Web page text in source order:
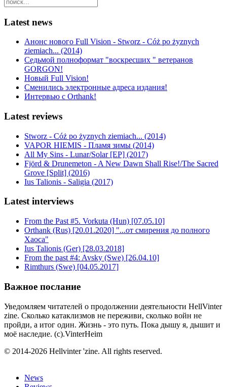
Latest news
Анонс нового Full Vision - Stworz - Cóż po żyznych
ziemiach... (2014)
Седьмой полноформат "воскресших " ветеранов
GORGON!
Новый Full Vision!
Сменились электронные адреса издания!
Интервью с Orthank!
Latest reviews
Stworz - Cóż po żyznych ziemiach... (2014)
VAPOR HIEMIS - Пламя зимы (2014)
All My Sins - Lunar/Solar [EP] (2017)
Fjörd & Drunemeton - A New Dawn Shall Rise!/The Sacred
Grove [Split] (2016)
Ius Talionis - Saligia (2017)
Latest interviews
From the Past #5. Vorkuta (Hun) [07.05.10]
Orthank (Rus) [20.01.2020] "...от смирения до полного
Хаоса"
Ius Talionis (Ger) [28.03.2018]
From the past #4: Avsky (Swe) [26.04.10]
Rimthurs (Swe) [04.05.2017]
Важное послание
Уведомляем читателей о продолжении деятельности HellVinter
zine. Сколько катаклизмов не переживи, сколько войн не
пройди, а итог один. Жизнь - это путь. Пока дышу я, дышит и
моё наследие. (с).VinterHeim
© 2014-2026 Hellvinter 'zine. All rights reserved.
News